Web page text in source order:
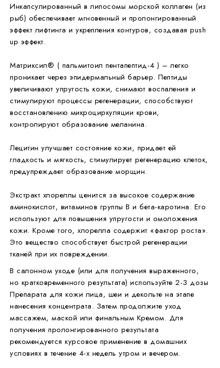
Инкапсулированный в липосомы морской коллаген (из
рыб) обеспечивает мгновенный и пролонгированный
эффект лифтинга и укрепления контуров, создавая push
up эффект.
Матриксил® ( пальмитоил пентапептид-4 ) – легко
проникает через эпидермальный барьер. Пептиды
увеличивают упругость кожи, снимают воспаления и
стимулируют процессы регенерации, способствуют
восстановлению микроциркуляции крови,
контролируют образование меланина.
Лецитин улучшает состояние кожи, придает ей
гладкость и мягкость, стимулирует регенерацию клеток,
предупреждает образование морщин.
Экстракт хлореллы ценится за высокое содержание
аминокислот, витаминов группы В и бета-каротина. Его
используют для повышения упругости и омоложения
кожи. Кроме того, хлорелла содержит «фактор роста».
Это вещество способствует быстрой регенерации
тканей при их повреждении.
В салонном уходе (или для получения выраженного,
но кратковременного результата) используйте 2-3 дозы
Препарата для кожи лица, шеи и декольте на этапе
нанесения концентрата. Затем продолжите уход
массажем, маской или финальным Кремом. Для
получения пролонгированного результата
рекомендуется курсовое применение в домашних
условиях в течение 4-х недель утром и вечером.